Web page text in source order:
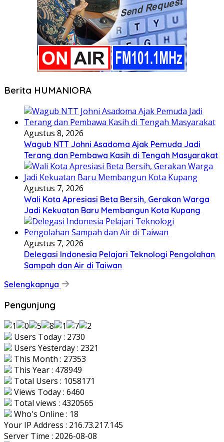
Berita HUMANIORA
Agustus 8, 2026
Wagub NTT Johni Asadoma Ajak Pemuda Jadi
Terang dan Pembawa Kasih di Tengah Masyarakat
Agustus 7, 2026
Wali Kota Apresiasi Beta Bersih, Gerakan Warga
Jadi Kekuatan Baru Membangun Kota Kupang
Agustus 7, 2026
Delegasi Indonesia Pelajari Teknologi Pengolahan
Sampah dan Air di Taiwan
Selengkapnya
Pengunjung
Users Today : 2730
Users Yesterday : 2321
This Month : 27353
This Year : 478949
Total Users : 1058171
Views Today : 6460
Total views : 4320565
Who's Online : 18
Your IP Address : 216.73.217.145
Server Time : 2026-08-08